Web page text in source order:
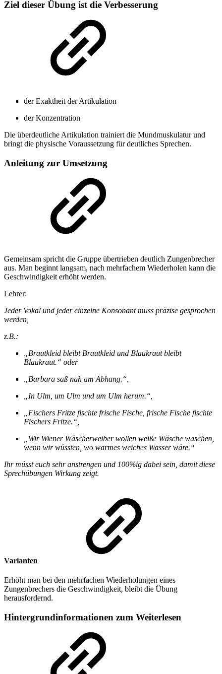
Ziel dieser Übung ist die Verbesserung
der Exaktheit der Artikulation
der Konzentration
Die überdeutliche Artikulation trainiert die Mundmuskulatur und
bringt die physische Voraussetzung für deutliches Sprechen.
Anleitung zur Umsetzung
Gemeinsam spricht die Gruppe übertrieben deutlich Zungenbrecher
aus. Man beginnt langsam, nach mehrfachem Wiederholen kann die
Geschwindigkeit erhöht werden.
Lehrer:
Jeder Vokal und jeder einzelne Konsonant muss präzise gesprochen
werden,
z.B.:
„Brautkleid bleibt Brautkleid und Blaukraut bleibt
Blaukraut.“ oder
„Barbara saß nah am Abhang.“,
„In Ulm, um Ulm und um Ulm herum.“,
„Fischers Fritze fischte frische Fische, frische Fische fischte
Fischers Fritze.“,
„Wir Wiener Wäscherweiber wollen weiße Wäsche waschen,
wenn wir wüssten, wo warmes weiches Wasser wäre.“
Ihr müsst euch sehr anstrengen und 100%ig dabei sein, damit diese
Sprechübungen Wirkung zeigt.
Varianten
Erhöht man bei den mehrfachen Wiederholungen eines
Zungenbrechers die Geschwindigkeit, bleibt die Übung
herausfordernd.
Hintergrundinformationen zum Weiterlesen